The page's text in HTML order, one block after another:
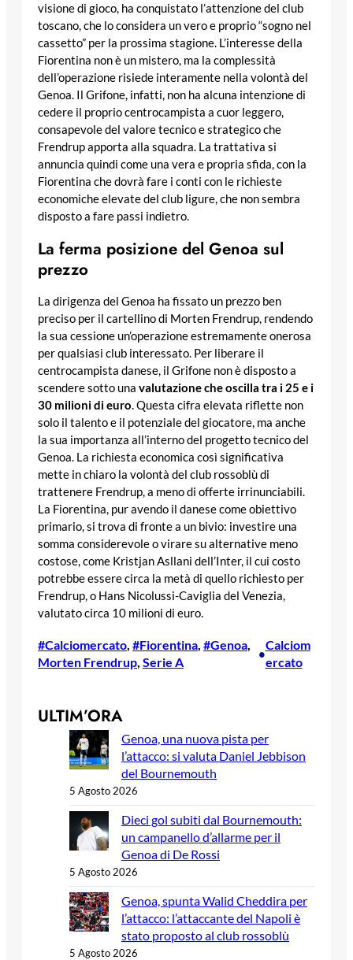
visione di gioco, ha conquistato l’attenzione del club
toscano, che lo considera un vero e proprio “sogno nel
cassetto” per la prossima stagione. L’interesse della
Fiorentina non è un mistero, ma la complessità
dell’operazione risiede interamente nella volontà del
Genoa. Il Grifone, infatti, non ha alcuna intenzione di
cedere il proprio centrocampista a cuor leggero,
consapevole del valore tecnico e strategico che
Frendrup apporta alla squadra. La trattativa si
annuncia quindi come una vera e propria sfida, con la
Fiorentina che dovrà fare i conti con le richieste
economiche elevate del club ligure, che non sembra
disposto a fare passi indietro.
La ferma posizione del Genoa sul
prezzo
La dirigenza del Genoa ha fissato un prezzo ben
preciso per il cartellino di Morten Frendrup, rendendo
la sua cessione un’operazione estremamente onerosa
per qualsiasi club interessato. Per liberare il
centrocampista danese, il Grifone non è disposto a
scendere sotto una valutazione che oscilla tra i 25 e i
30 milioni di euro. Questa cifra elevata riflette non
solo il talento e il potenziale del giocatore, ma anche
la sua importanza all’interno del progetto tecnico del
Genoa. La richiesta economica così significativa
mette in chiaro la volontà del club rossoblù di
trattenere Frendrup, a meno di offerte irrinunciabili.
La Fiorentina, pur avendo il danese come obiettivo
primario, si trova di fronte a un bivio: investire una
somma considerevole o virare su alternative meno
costose, come Kristjan Asllani dell’Inter, il cui costo
potrebbe essere circa la metà di quello richiesto per
Frendrup, o Hans Nicolussi-Caviglia del Venezia,
valutato circa 10 milioni di euro.
#Calciomercato, #Fiorentina, #Genoa
Morten Frendrup, Serie A
•
Calciom
ercato
ULTIM’ORA
Genoa, una nuova pista per
l’attacco: si valuta Daniel Jebbison
del Bournemouth
5 Agosto 2026
Dieci gol subiti dal Bournemouth:
un campanello d’allarme per il
Genoa di De Rossi
5 Agosto 2026
Genoa, spunta Walid Cheddira per
l’attacco: l’attaccante del Napoli è
stato proposto al club rossoblù
5 Agosto 2026